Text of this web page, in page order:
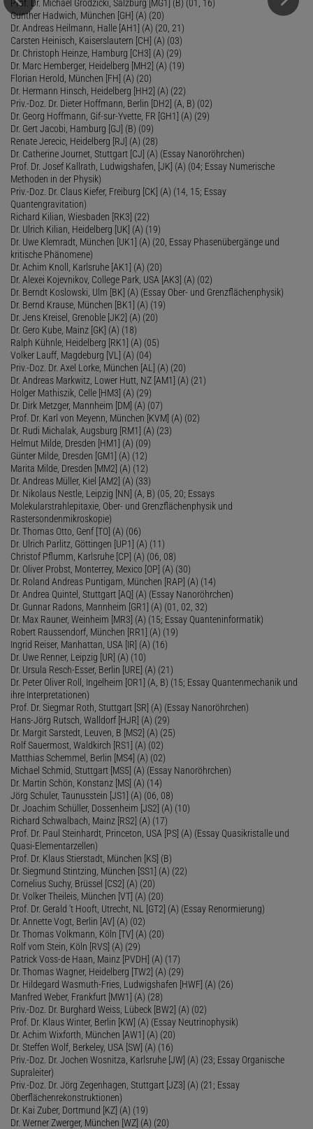
Prof. Dr. Michael Grodzicki, Salzburg [MG1] (B) (01, 16)
Gunther Hadwich, München [GH] (A) (20)
Dr. Andreas Heilmann, Halle [AH1] (A) (20, 21)
Carsten Heinisch, Kaiserslautern [CH] (A) (03)
Dr. Christoph Heinze, Hamburg [CH3] (A) (29)
Dr. Marc Hemberger, Heidelberg [MH2] (A) (19)
Florian Herold, München [FH] (A) (20)
Dr. Hermann Hinsch, Heidelberg [HH2] (A) (22)
Priv.-Doz. Dr. Dieter Hoffmann, Berlin [DH2] (A, B) (02)
Dr. Georg Hoffmann, Gif-sur-Yvette, FR [GH1] (A) (29)
Dr. Gert Jacobi, Hamburg [GJ] (B) (09)
Renate Jerecic, Heidelberg [RJ] (A) (28)
Dr. Catherine Journet, Stuttgart [CJ] (A) (Essay Nanoröhrchen)
Prof. Dr. Josef Kallrath, Ludwigshafen, [JK] (A) (04; Essay Numerische
Methoden in der Physik)
Priv.-Doz. Dr. Claus Kiefer, Freiburg [CK] (A) (14, 15; Essay
Quantengravitation)
Richard Kilian, Wiesbaden [RK3] (22)
Dr. Ulrich Kilian, Heidelberg [UK] (A) (19)
Dr. Uwe Klemradt, München [UK1] (A) (20, Essay Phasenübergänge und
kritische Phänomene)
Dr. Achim Knoll, Karlsruhe [AK1] (A) (20)
Dr. Alexei Kojevnikov, College Park, USA [AK3] (A) (02)
Dr. Berndt Koslowski, Ulm [BK] (A) (Essay Ober- und Grenzflächenphysik)
Dr. Bernd Krause, München [BK1] (A) (19)
Dr. Jens Kreisel, Grenoble [JK2] (A) (20)
Dr. Gero Kube, Mainz [GK] (A) (18)
Ralph Kühnle, Heidelberg [RK1] (A) (05)
Volker Lauff, Magdeburg [VL] (A) (04)
Priv.-Doz. Dr. Axel Lorke, München [AL] (A) (20)
Dr. Andreas Markwitz, Lower Hutt, NZ [AM1] (A) (21)
Holger Mathiszik, Celle [HM3] (A) (29)
Dr. Dirk Metzger, Mannheim [DM] (A) (07)
Prof. Dr. Karl von Meyenn, München [KVM] (A) (02)
Dr. Rudi Michalak, Augsburg [RM1] (A) (23)
Helmut Milde, Dresden [HM1] (A) (09)
Günter Milde, Dresden [GM1] (A) (12)
Marita Milde, Dresden [MM2] (A) (12)
Dr. Andreas Müller, Kiel [AM2] (A) (33)
Dr. Nikolaus Nestle, Leipzig [NN] (A, B) (05, 20; Essays
Molekularstrahlepitaxie, Ober- und Grenzflächenphysik und
Rastersondenmikroskopie)
Dr. Thomas Otto, Genf [TO] (A) (06)
Dr. Ulrich Parlitz, Göttingen [UP1] (A) (11)
Christof Pflumm, Karlsruhe [CP] (A) (06, 08)
Dr. Oliver Probst, Monterrey, Mexico [OP] (A) (30)
Dr. Roland Andreas Puntigam, München [RAP] (A) (14)
Dr. Andrea Quintel, Stuttgart [AQ] (A) (Essay Nanoröhrchen)
Dr. Gunnar Radons, Mannheim [GR1] (A) (01, 02, 32)
Dr. Max Rauner, Weinheim [MR3] (A) (15; Essay Quanteninformatik)
Robert Raussendorf, München [RR1] (A) (19)
Ingrid Reiser, Manhattan, USA [IR] (A) (16)
Dr. Uwe Renner, Leipzig [UR] (A) (10)
Dr. Ursula Resch-Esser, Berlin [URE] (A) (21)
Dr. Peter Oliver Roll, Ingelheim [OR1] (A, B) (15; Essay Quantenmechanik und
ihre Interpretationen)
Prof. Dr. Siegmar Roth, Stuttgart [SR] (A) (Essay Nanoröhrchen)
Hans-Jörg Rutsch, Walldorf [HJR] (A) (29)
Dr. Margit Sarstedt, Leuven, B [MS2] (A) (25)
Rolf Sauermost, Waldkirch [RS1] (A) (02)
Matthias Schemmel, Berlin [MS4] (A) (02)
Michael Schmid, Stuttgart [MS5] (A) (Essay Nanoröhrchen)
Dr. Martin Schön, Konstanz [MS] (A) (14)
Jörg Schuler, Taunusstein [JS1] (A) (06, 08)
Dr. Joachim Schüller, Dossenheim [JS2] (A) (10)
Richard Schwalbach, Mainz [RS2] (A) (17)
Prof. Dr. Paul Steinhardt, Princeton, USA [PS] (A) (Essay Quasikristalle und
Quasi-Elementarzellen)
Prof. Dr. Klaus Stierstadt, München [KS] (B)
Dr. Siegmund Stintzing, München [SS1] (A) (22)
Cornelius Suchy, Brüssel [CS2] (A) (20)
Dr. Volker Theileis, München [VT] (A) (20)
Prof. Dr. Gerald 't Hooft, Utrecht, NL [GT2] (A) (Essay Renormierung)
Dr. Annette Vogt, Berlin [AV] (A) (02)
Dr. Thomas Volkmann, Köln [TV] (A) (20)
Rolf vom Stein, Köln [RVS] (A) (29)
Patrick Voss-de Haan, Mainz [PVDH] (A) (17)
Dr. Thomas Wagner, Heidelberg [TW2] (A) (29)
Dr. Hildegard Wasmuth-Fries, Ludwigshafen [HWF] (A) (26)
Manfred Weber, Frankfurt [MW1] (A) (28)
Priv.-Doz. Dr. Burghard Weiss, Lübeck [BW2] (A) (02)
Prof. Dr. Klaus Winter, Berlin [KW] (A) (Essay Neutrinophysik)
Dr. Achim Wixforth, München [AW1] (A) (20)
Dr. Steffen Wolf, Berkeley, USA [SW] (A) (16)
Priv.-Doz. Dr. Jochen Wosnitza, Karlsruhe [JW] (A) (23; Essay Organische
Supraleiter)
Priv.-Doz. Dr. Jörg Zegenhagen, Stuttgart [JZ3] (A) (21; Essay
Oberflächenrekonstruktionen)
Dr. Kai Zuber, Dortmund [KZ] (A) (19)
Dr. Werner Zwerger, München [WZ] (A) (20)